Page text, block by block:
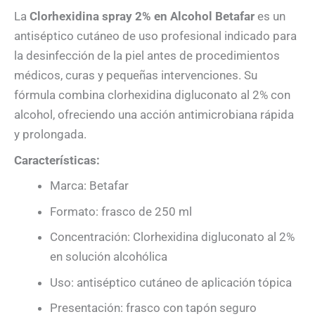
La Clorhexidina spray 2% en Alcohol Betafar es un
antiséptico cutáneo de uso profesional indicado para
la desinfección de la piel antes de procedimientos
médicos, curas y pequeñas intervenciones. Su
fórmula combina clorhexidina digluconato al 2% con
alcohol, ofreciendo una acción antimicrobiana rápida
y prolongada.
Características:
Marca: Betafar
Formato: frasco de 250 ml
Concentración: Clorhexidina digluconato al 2%
en solución alcohólica
Uso: antiséptico cutáneo de aplicación tópica
Presentación: frasco con tapón seguro